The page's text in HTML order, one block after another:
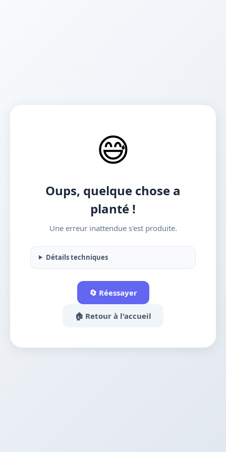
😅
Oups, quelque chose a
planté !
Une erreur inattendue s'est produite.
Détails techniques
🔄 Réessayer
🏠 Retour à l'accueil